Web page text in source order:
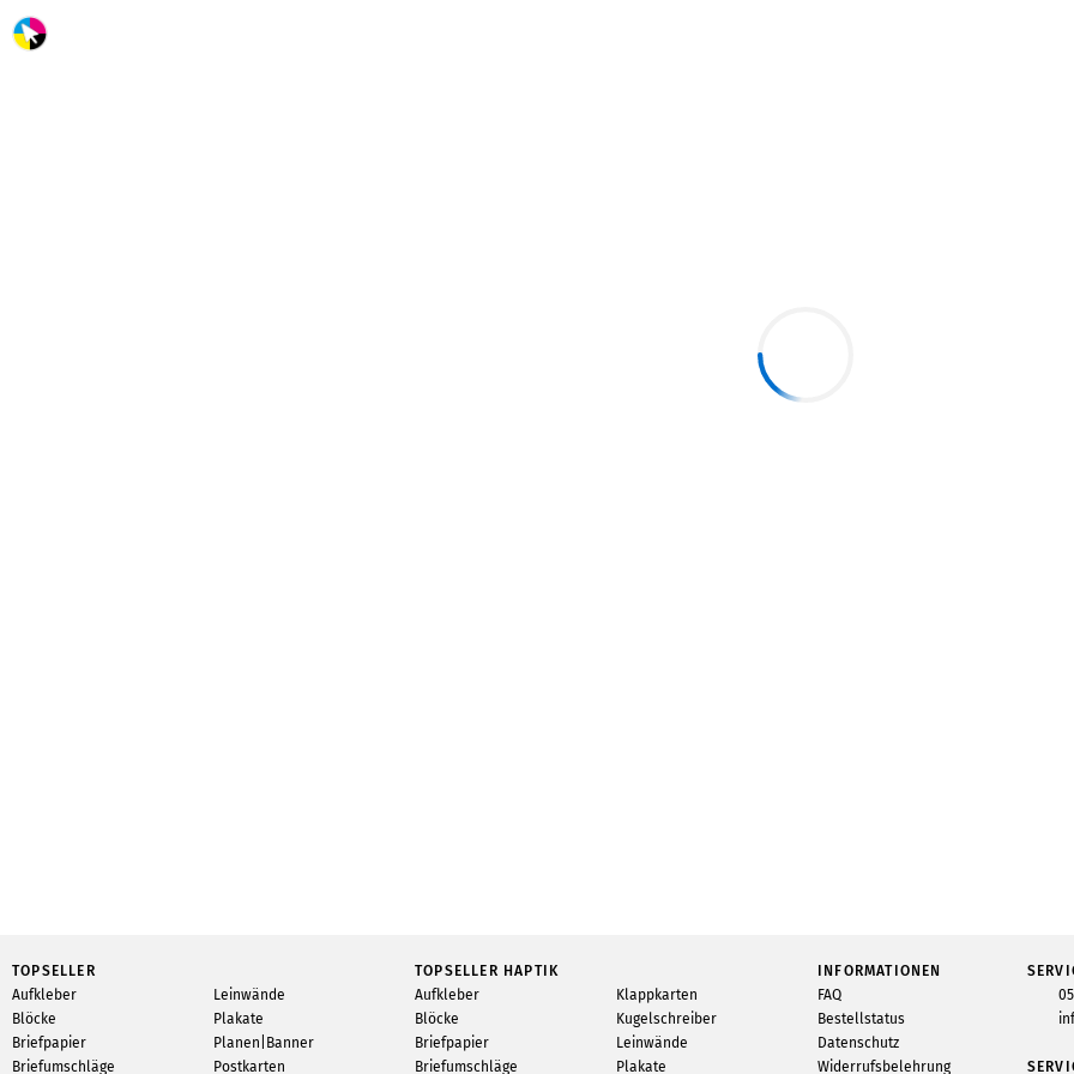
TOPSELLER
Aufkleber
Blöcke
Briefpapier
Briefumschläge
Leinwände
Plakate
Planen|Banner
Postkarten
TOPSELLER HAPTIK
Aufkleber
Blöcke
Briefpapier
Briefumschläge
Klappkarten
Kugelschreiber
Leinwände
Plakate
INFORMATIONEN
FAQ
Bestellstatus
Datenschutz
Widerrufsbelehrung